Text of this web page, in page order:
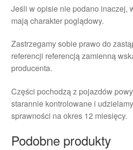
Jeśli w opisie nie podano inaczej,
mają charakter poglądowy.
Zastrzegamy sobie prawo do
referencji referencją zamienną
producenta.
Części pochodzą z pojazdów
starannie kontrolowane i
sprawności na okres 12 miesięcy.
Podobne produkty